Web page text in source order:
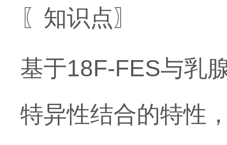
〖知识点〗
基于18F-FES与乳
特异性结合的特性